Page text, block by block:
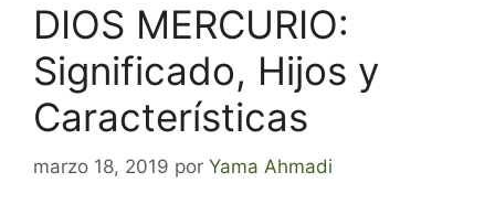
DIOS MERCURIO:
Significado, Hijos y
Características
marzo 18, 2019 por Yama Ahmadi